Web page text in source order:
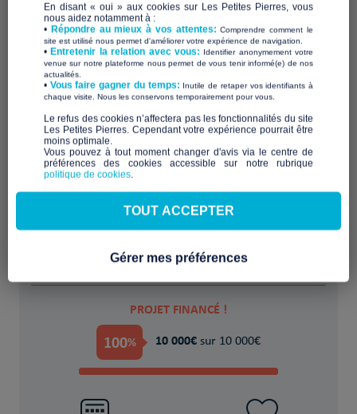
Location de maison : meublée de 25 m2,
avec jardin
POUR
logement
PROJET FINANCÉ !
100% 10 000€ sur 10 000€
En disant « oui » aux cookies sur Les Petites Pierres, vous
nous aidez notamment à :
• Répondre au mieux à vos attentes:Comprendre comment le
site est utilisé nous permet d'améliorer votre expérience de navigation.
•Entretenir la relation avec vous: Identifier anonymement votre
venue sur notre plateforme nous permet de vous tenir informé(e) de nos
actualités.
​• Vous faire gagner du temps: Inutile de retaper vos identifiants à
chaque visite. Nous les conservons temporairement pour vous.
​Le refus des cookies n’affectera pas les fonctionnalités du site
Les Petites Pierres. Cependant votre expérience pourrait être
moins optimale.​
Vous pouvez à tout moment changer d'avis via le centre de
préférences des cookies accessible sur notre rubrique
politique de cookies.
TOUT ACCEPTER
Gérer mes préférences